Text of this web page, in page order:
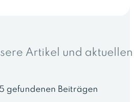
Artikel und
5 gefundenen Beiträgen